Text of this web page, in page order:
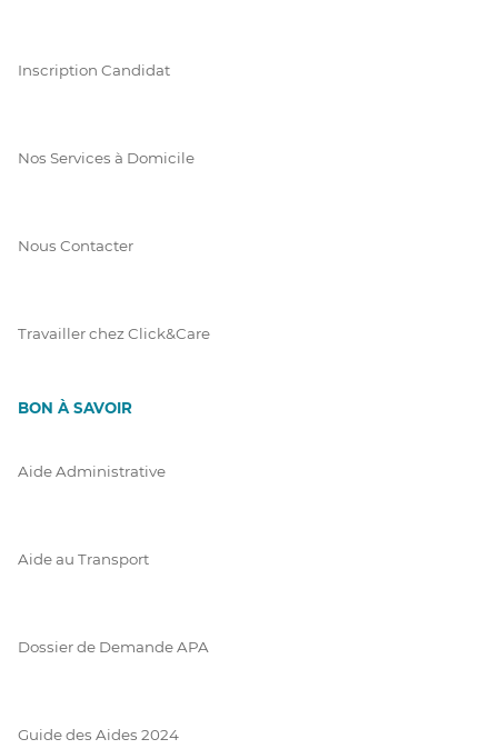
Inscription Candidat
Nos Services à Domicile
Nous Contacter
Travailler chez Click&Care
BON À SAVOIR
Aide Administrative
Aide au Transport
Dossier de Demande APA
Guide des Aides 2024